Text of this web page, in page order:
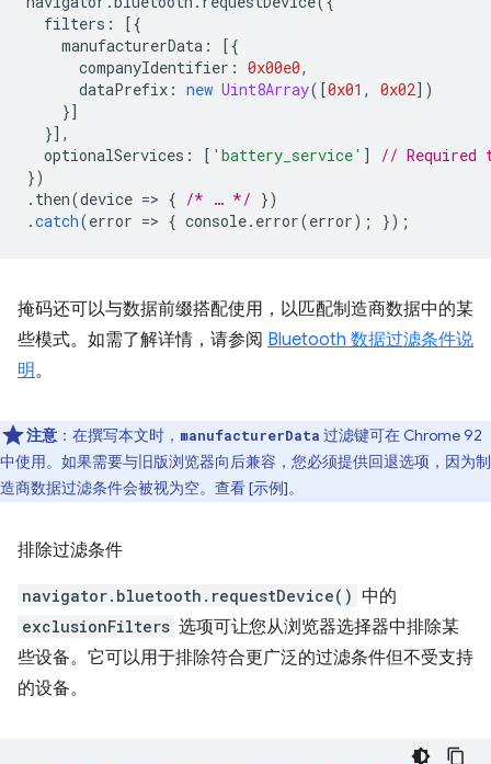
filters :
[{
manufacturerData :
[{
companyIdentifier : 0x00e0,
dataPrefix : new Uint8Array([0x01 , 0x02])
}]
}],
optionalServices : [ 'battery_service' ]
// Required
})
. then(device => { /* … */ })
.catch(error => { console. error(error); });
掩码还可以与数据前缀搭配使用，以匹配制造商数据中的某
些模式。如需了解详情，请参阅 Bluetooth 数据过滤条件说
明。
注意 ：在撰写本文时， manufacturerData 过滤键可在 Chrome 92
中使用。如果需要与旧版浏览器向后兼容，您必须提供回退选项，因为制
造商数据过滤条件会被视为空。查看 [示例]。
排除过滤条件
navigator.bluetooth.requestDevice() 中的
exclusionFilters 选项可让您从浏览器选择器中排除某
些设备。它可以用于排除符合更广泛的过滤条件但不受支持
的设备。